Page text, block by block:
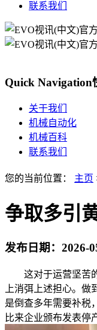
联系我们
Quick Navigation
关于我们
机械自动化
机械百科
联系我们
您的当前位置： 主页
争取多引
发布日期： 2026-
这对于运营坚苦的
上消弭上述担心。
是倒查多年需要补税
比来企业颁布发表停